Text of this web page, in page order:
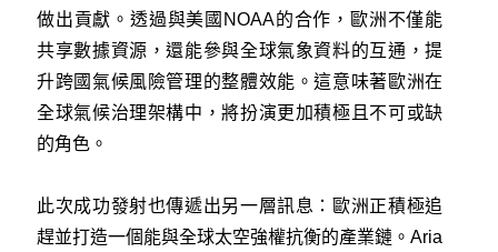
做出貢獻。透過與美國NOAA的合作，歐洲不僅能
共享數據資源，還能參與全球氣象資料的互通，提
升跨國氣候風險管理的整體效能。這意味著歐洲在
全球氣候治理架構中，將扮演更加積極且不可或缺
的角色。
此次成功發射也傳遞出另一層訊息：歐洲正積極追
趕並打造一個能與全球太空強權抗衡的產業鏈。Aria